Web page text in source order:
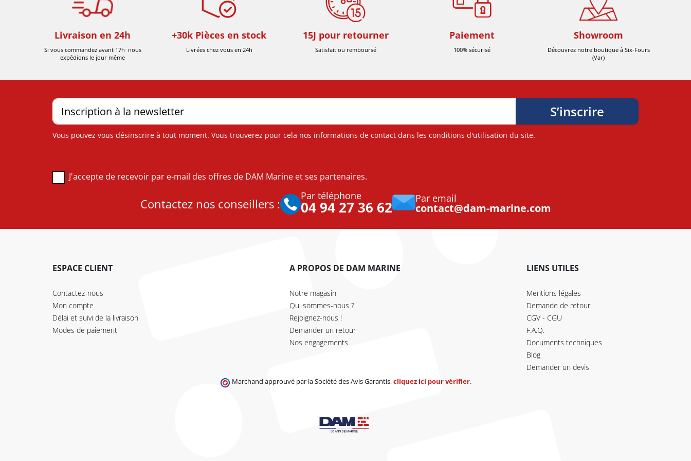
Livraison en 24h
Si vous commandez avant 17h nous
expédions le jour même
+30k Pièces en stock
Livrées chez vous en 24h
15J pour retourner
Satisfait ou remboursé
Paiement
100% sécurisé
Showroom
Découvrez notre boutique à Six-Fours
(Var)
Vous pouvez vous désinscrire à tout moment. Vous trouverez pour cela nos informations de contact dans les conditions d'utilisation du site.
J'accepte de recevoir par e-mail des offres de DAM Marine et ses partenaires.
Contactez nos conseillers :
Par téléphone
04 94 27 36 62 Par email
contact@dam-marine.com
ESPACE CLIENT
Contactez-nous
Mon compte
Délai et suivi de la livraison
Modes de paiement
A PROPOS DE DAM MARINE
Notre magasin
Qui sommes-nous ?
Rejoignez-nous !
Demander un retour
Nos engagements
LIENS UTILES
Mentions légales
Demande de retour
CGV - CGU
F.A.Q.
Documents techniques
Blog
Demander un devis
Marchand approuvé par la Société des Avis Garantis,cliquez ici pour vérifier.